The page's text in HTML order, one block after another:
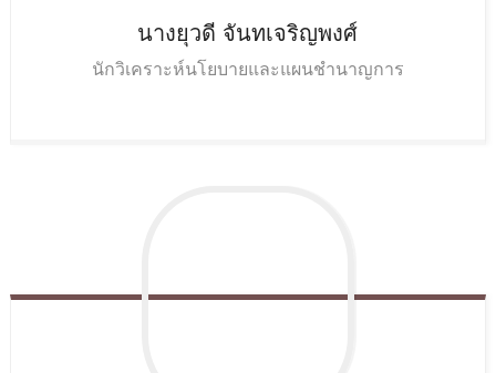
นางยุวดี จันทเจริญพงศ์
นักวิเคราะห์นโยบายและแผนชำนาญการ